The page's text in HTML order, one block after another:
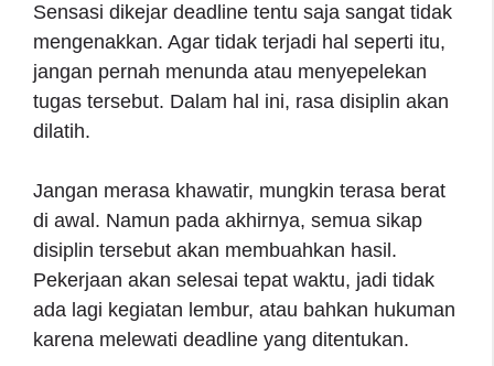
Sensasi dikejar deadline tentu saja sangat tidak
mengenakkan. Agar tidak terjadi hal seperti itu,
jangan pernah menunda atau menyepelekan
tugas tersebut. Dalam hal ini, rasa disiplin akan
dilatih.
Jangan merasa khawatir, mungkin terasa berat
di awal. Namun pada akhirnya, semua sikap
disiplin tersebut akan membuahkan hasil.
Pekerjaan akan selesai tepat waktu, jadi tidak
ada lagi kegiatan lembur, atau bahkan hukuman
karena melewati deadline yang ditentukan.